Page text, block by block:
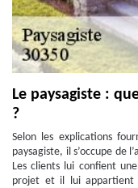
Le paysagiste :
?
Selon les explications
paysagiste, il s’occupe de
Les clients lui confient
projet et il lui